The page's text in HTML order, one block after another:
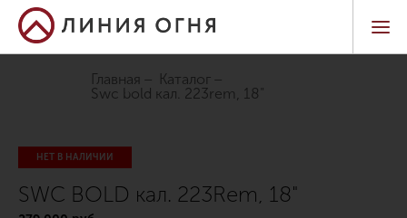
Главная
Каталог
swc bold кал. 223rem, 18"
НЕТ В НАЛИЧИИ
SWC BOLD кал. 223Rem, 18"